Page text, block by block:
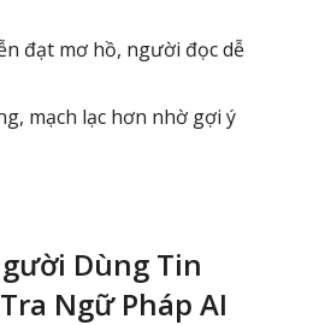
đạt mơ hồ, người đọc dễ
mạch lạc hơn nhờ gợi ý
Dùng Tin
Ngữ Pháp AI